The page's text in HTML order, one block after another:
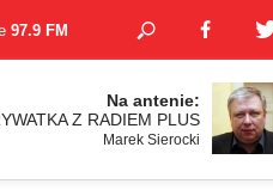
97.9 FM
Na antenie:
Z RADIEM PLUS
Marek Sierocki